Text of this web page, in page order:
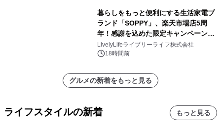
暮らしをもっと便利にする生活家電ブ
ランド「SOPPY」、楽天市場店5周
年！感謝を込めた限定キャンペーンを
8月10日より開催
LivelyLifeライブリーライフ株式会社
18時間前
グルメの新着をもっと見る
ライフスタイルの新着 もっと見る